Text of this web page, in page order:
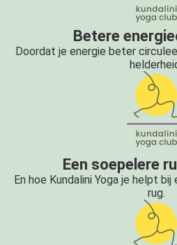
Betere
Doordat je energie beter
Een soepelere
En hoe Kundalini Yoga je helpt
rug.